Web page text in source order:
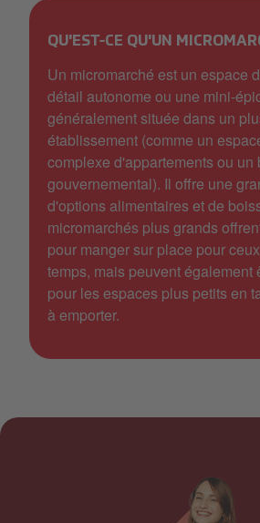
QU'EST-CE QU'UN
Un micromarché est un espace
détail autonome ou une mini-
généralement située dans un
établissement (comme un
complexe d'appartements ou un
gouvernemental). Il offre une
d'options alimentaires et de
micromarchés plus grands
pour manger sur place pour
temps, mais peuvent également
pour les espaces plus petits en
à emporter.